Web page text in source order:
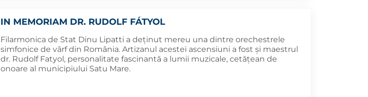
IN MEMORIAM DR. RUDOLF FÁTYOL
Filarmonica de Stat Dinu Lipatti a deținut mereu una dintre orechestrele
simfonice de vârf din România. Artizanul acestei ascensiuni a fost și maestrul
dr. Rudolf Fatyol, personalitate fascinantă a lumii muzicale, cetățean de
onoare al municipiului Satu Mare.